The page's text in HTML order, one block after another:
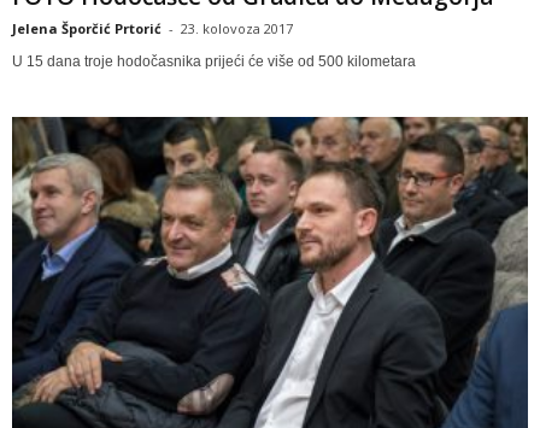
Jelena Šporčić Prtorić - 23. kolovoza 2017
U 15 dana troje hodočasnika prijeći će više od 500 kilometara